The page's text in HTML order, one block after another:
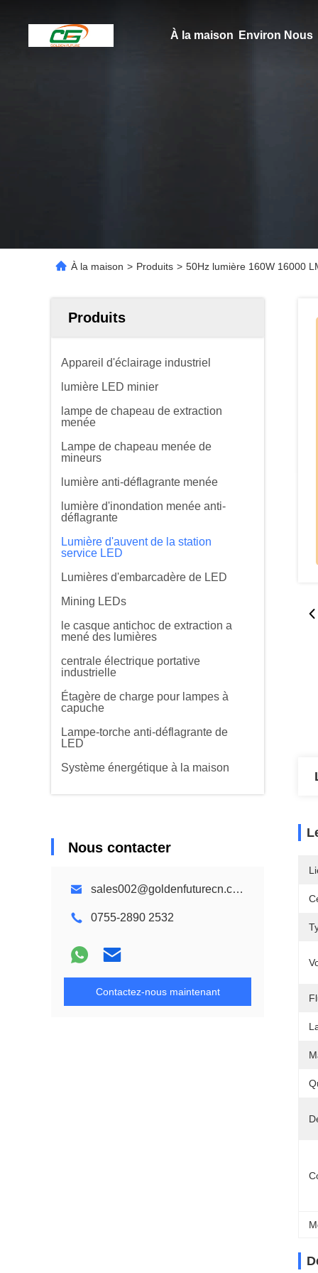
À la maison Environ Nous
À la maison > Produits > 50Hz lumière 160W 16000
Produits
Appareil d'éclairage industriel
lumière LED minier
lampe de chapeau de extraction
menée
Lampe de chapeau menée de
mineurs
lumière anti-déflagrante menée
lumière d'inondation menée anti-
déflagrante
Lumière d'auvent de la station
service LED
Lumières d'embarcadère de LED
Mining LEDs
le casque antichoc de extraction a
mené des lumières
centrale électrique portative
industrielle
Étagère de charge pour lampes à
capuche
Lampe-torche anti-déflagrante de
LED
Système énergétique à la maison
Nous contacter
sales002@goldenfuturecn.com
0755-2890 2532
Contactez-nous maintenant